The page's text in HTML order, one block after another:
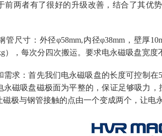
前两者有了很好的升级改善，结合了其优
管尺寸：外径φ58mm,内径φ38mm，壁厚
），每次分四次搬运。要求电永磁吸盘宽
需求：首先我们电永磁吸盘的长度可控制在
永磁吸盘磁极面为平整的，保证足够吸力
极与钢管接触的点由一个变成两个，让电